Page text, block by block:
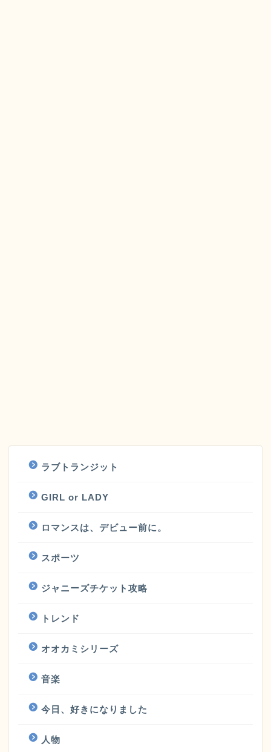
ラブトランジット
GIRL or LADY
ロマンスは、デビュー前に。
スポーツ
ジャニーズチケット攻略
トレンド
オオカミシリーズ
音楽
今日、好きになりました
人物